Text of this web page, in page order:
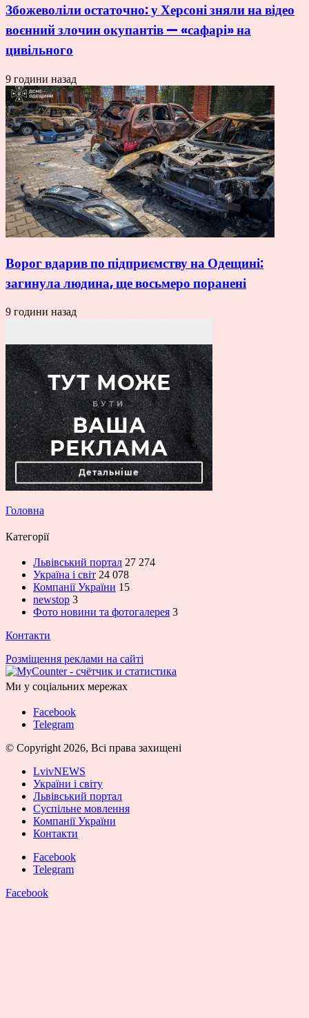
Збожеволіли остаточно: у Херсоні зняли на відео
воєнний злочин окупантів — «сафарі» на
цивільного
9 години назад
Ворог вдарив по підприємству на Одещині:
загинула людина, ще восьмеро поранені
9 години назад
Головна
Категорії
Львівський портал 27 274
Україна і світ 24 078
Компанії України 15
newstop 3
Фото новини та фотогалерея 3
Контакти
Розміщення реклами на сайті
Ми у соціальних мережах
Facebook
Telegram
© Copyright 2026, Всі права захищені
LvivNEWS
України і світу
Львівський портал
Суспільне мовлення
Компанії України
Контакти
Facebook
Telegram
Facebook